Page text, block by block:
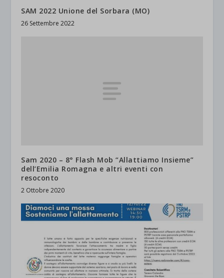
SAM 2022 Unione del Sorbara (MO)
26 Settembre 2022
Sam 2020 – 8° Flash Mob “Allattiamo Insieme”
dell’Emilia Romagna e altri eventi con
resoconto
2 Ottobre 2020